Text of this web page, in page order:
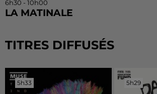
6h30 - 10h00
LA MATINALE
TITRES DIFFUSÉS
5h33
5h33 5h29
5h29